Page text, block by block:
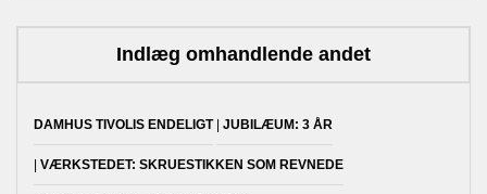
Indlæg omhandlende andet
DAMHUS TIVOLIS ENDELIGT JUBILÆUM: 3 ÅR
VÆRKSTEDET: SKRUESTIKKEN SOM REVNEDE